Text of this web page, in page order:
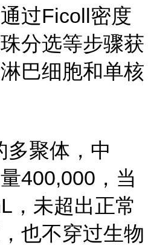
过Ficoll密度
分选等步骤获
巴细胞和单核
多聚体，中
400,000，当
，未超出正常
也不穿过生物